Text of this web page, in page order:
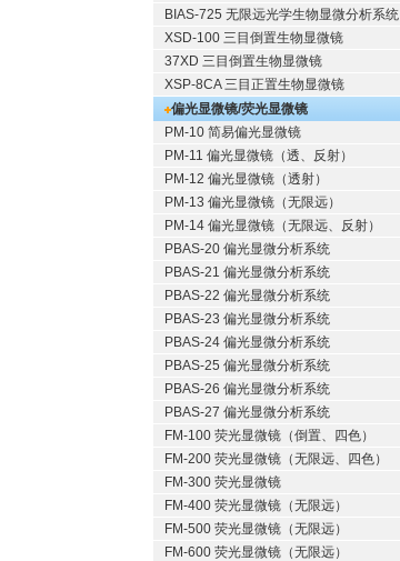
BIAS-725 无限远光学生物显微分析系统
XSD-100 三目倒置生物显微镜
37XD 三目倒置生物显微镜
XSP-8CA 三目正置生物显微镜
偏光显微镜/荧光显微镜
PM-10 简易偏光显微镜
PM-11 偏光显微镜（透、反射）
PM-12 偏光显微镜（透射）
PM-13 偏光显微镜（无限远）
PM-14 偏光显微镜（无限远、反射）
PBAS-20 偏光显微分析系统
PBAS-21 偏光显微分析系统
PBAS-22 偏光显微分析系统
PBAS-23 偏光显微分析系统
PBAS-24 偏光显微分析系统
PBAS-25 偏光显微分析系统
PBAS-26 偏光显微分析系统
PBAS-27 偏光显微分析系统
FM-100 荧光显微镜（倒置、四色）
FM-200 荧光显微镜（无限远、四色）
FM-300 荧光显微镜
FM-400 荧光显微镜（无限远）
FM-500 荧光显微镜（无限远）
FM-600 荧光显微镜（无限远）